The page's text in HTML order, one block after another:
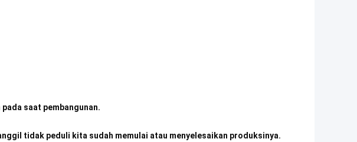
saat pembangunan.
tidak peduli kita sudah memulai atau menyelesaikan produksinya.